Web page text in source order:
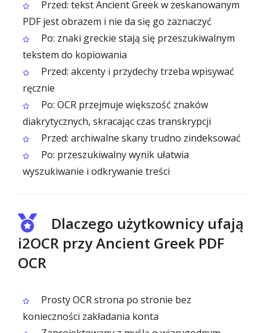
Przed: tekst Ancient Greek w zeskanowanym
PDF jest obrazem i nie da się go zaznaczyć
Po: znaki greckie stają się przeszukiwalnym
tekstem do kopiowania
Przed: akcenty i przydechy trzeba wpisywać
ręcznie
Po: OCR przejmuje większość znaków
diakrytycznych, skracając czas transkrypcji
Przed: archiwalne skany trudno zindeksować
Po: przeszukiwalny wynik ułatwia
wyszukiwanie i odkrywanie treści
Dlaczego użytkownicy ufają
i2OCR przy Ancient Greek PDF
OCR
Prosty OCR strona po stronie bez
konieczności zakładania konta